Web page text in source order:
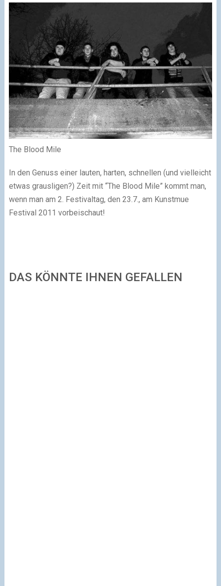
The Blood Mile
In den Genuss einer lauten, harten, schnellen (und vielleicht
etwas grausligen?) Zeit mit “The Blood Mile” kommt man,
wenn man am 2. Festivaltag, den 23.7., am Kunstmue
Festival 2011 vorbeischaut!
DAS KÖNNTE IHNEN GEFALLEN